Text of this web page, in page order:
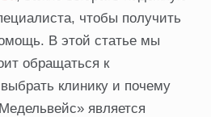
чтобы получить
В этой статье мы
обращаться к
выбрать клинику и почему
является